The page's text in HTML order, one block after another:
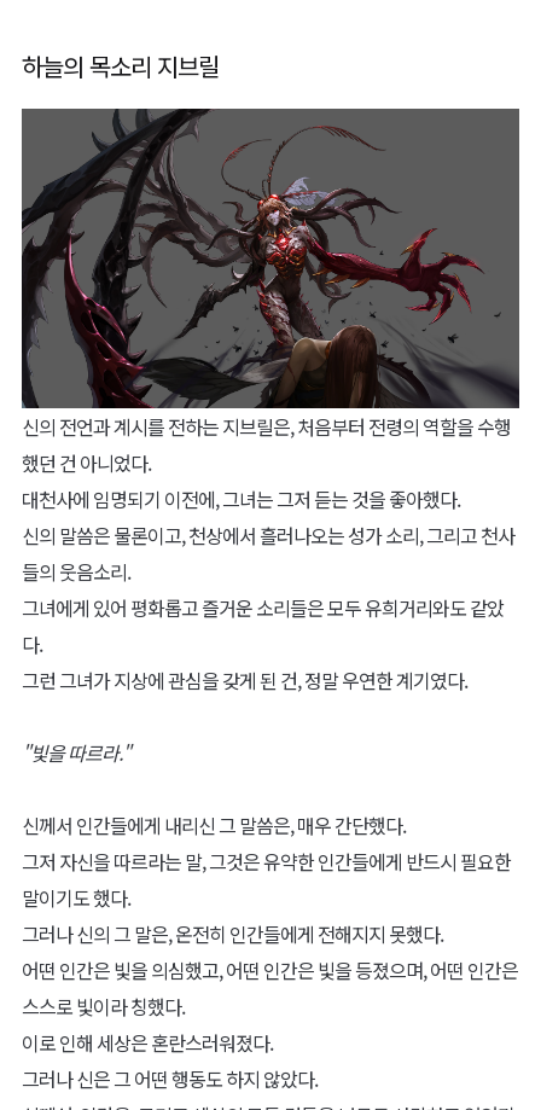
하늘의 목소리 지브릴
신의 전언과 계시를 전하는 지브릴은, 처음부터 전령의 역할을 수행
했던 건 아니었다.
대천사에 임명되기 이전에, 그녀는 그저 듣는 것을 좋아했다.
신의 말씀은 물론이고, 천상에서 흘러나오는 성가 소리, 그리고 천사
들의 웃음소리.
그녀에게 있어 평화롭고 즐거운 소리들은 모두 유희거리와도 같았
다.
그런 그녀가 지상에 관심을 갖게 된 건, 정말 우연한 계기였다.
"빛을 따르라."
신께서 인간들에게 내리신 그 말씀은, 매우 간단했다.
그저 자신을 따르라는 말, 그것은 유약한 인간들에게 반드시 필요한
말이기도 했다.
그러나 신의 그 말은, 온전히 인간들에게 전해지지 못했다.
어떤 인간은 빛을 의심했고, 어떤 인간은 빛을 등졌으며, 어떤 인간은
스스로 빛이라 칭했다.
이로 인해 세상은 혼란스러워졌다.
그러나 신은 그 어떤 행동도 하지 않았다.